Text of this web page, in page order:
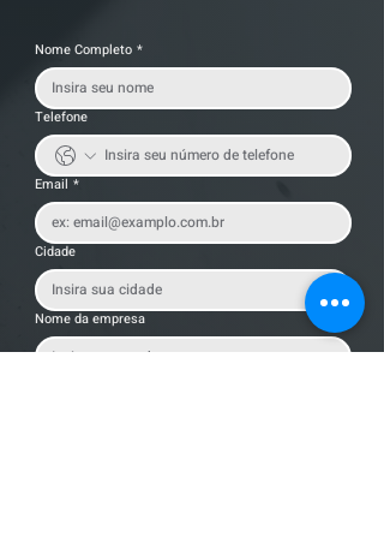
Nome Completo *
Telefone
Email *
Cidade
Nome da empresa